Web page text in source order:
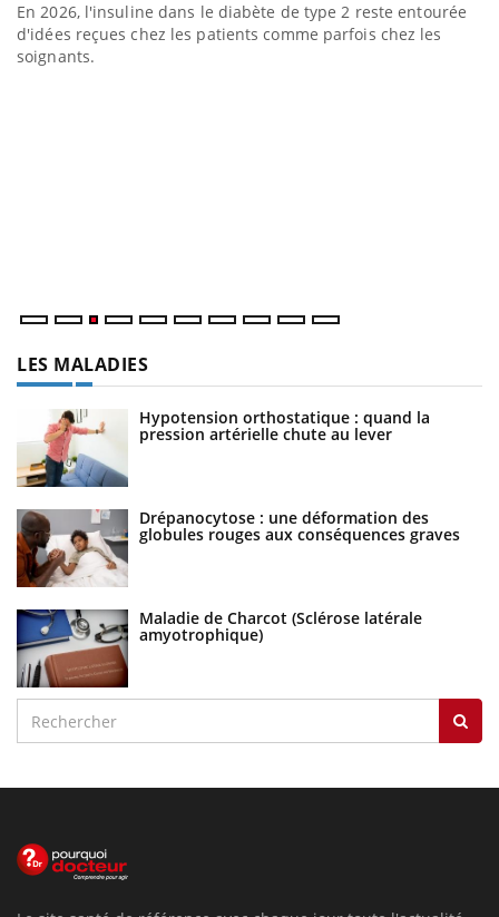
En 2026, l'insuline dans le diabète de type 2 reste entourée
d'idées reçues chez les patients comme parfois chez les
soignants.
LES MALADIES
Hypotension orthostatique : quand la
pression artérielle chute au lever
Drépanocytose : une déformation des
globules rouges aux conséquences graves
Maladie de Charcot (Sclérose latérale
amyotrophique)